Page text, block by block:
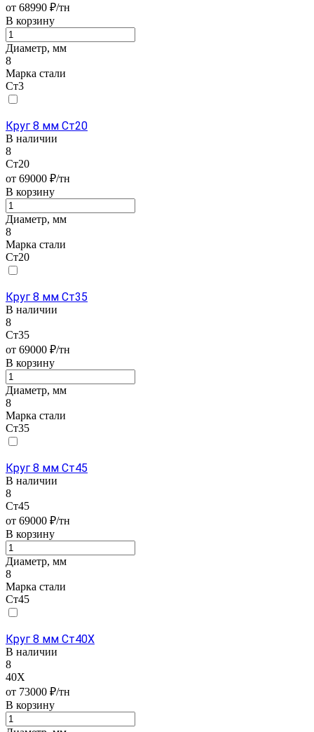
от 68990 ₽/тн
В корзину
Диаметр, мм
8
Марка стали
Ст3
Круг 8 мм Ст20
В наличии
8
Ст20
от 69000 ₽/тн
В корзину
Диаметр, мм
8
Марка стали
Ст20
Круг 8 мм Ст35
В наличии
8
Ст35
от 69000 ₽/тн
В корзину
Диаметр, мм
8
Марка стали
Ст35
Круг 8 мм Ст45
В наличии
8
Ст45
от 69000 ₽/тн
В корзину
Диаметр, мм
8
Марка стали
Ст45
Круг 8 мм Ст40Х
В наличии
8
40Х
от 73000 ₽/тн
В корзину